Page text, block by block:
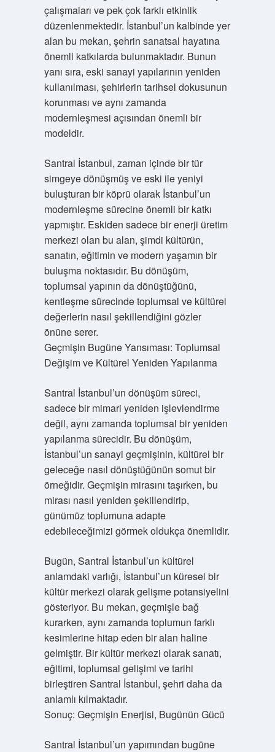
çalışmaları ve pek çok farklı etkinlik
düzenlenmektedir. İstanbul’un kalbinde yer
alan bu mekan, şehrin sanatsal hayatına
önemli katkılarda bulunmaktadır. Bunun
yanı sıra, eski sanayi yapılarının yeniden
kullanılması, şehirlerin tarihsel dokusunun
korunması ve aynı zamanda
modernleşmesi açısından önemli bir
modeldir.
Santral İstanbul, zaman içinde bir tür
simgeye dönüşmüş ve eski ile yeniyi
buluşturan bir köprü olarak İstanbul’un
modernleşme sürecine önemli bir katkı
yapmıştır. Eskiden sadece bir enerji üretim
merkezi olan bu alan, şimdi kültürün,
sanatın, eğitimin ve modern yaşamın bir
buluşma noktasıdır. Bu dönüşüm,
toplumsal yapının da dönüştüğünü,
kentleşme sürecinde toplumsal ve kültürel
değerlerin nasıl şekillendiğini gözler
önüne serer.
Geçmişin Bugüne Yansıması: Toplumsal
Değişim ve Kültürel Yeniden Yapılanma
Santral İstanbul’un dönüşüm süreci,
sadece bir mimari yeniden işlevlendirme
değil, aynı zamanda toplumsal bir yeniden
yapılanma sürecidir. Bu dönüşüm,
İstanbul’un sanayi geçmişinin, kültürel bir
geleceğe nasıl dönüştüğünün somut bir
örneğidir. Geçmişin mirasını taşırken, bu
mirası nasıl yeniden şekillendirip,
günümüz toplumuna adapte
edebileceğimizi görmek oldukça önemlidir.
Bugün, Santral İstanbul’un kültürel
anlamdaki varlığı, İstanbul’un küresel bir
kültür merkezi olarak gelişme potansiyelini
gösteriyor. Bu mekan, geçmişle bağ
kurarken, aynı zamanda toplumun farklı
kesimlerine hitap eden bir alan haline
gelmiştir. Bir kültür merkezi olarak sanatı,
eğitimi, toplumsal gelişimi ve tarihi
birleştiren Santral İstanbul, şehri daha da
anlamlı kılmaktadır.
Sonuç: Geçmişin Enerjisi, Bugünün Gücü
Santral İstanbul’un yapımından bugüne